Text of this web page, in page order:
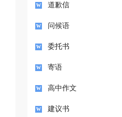
道歉信
问候语
委托书
寄语
高中作文
建议书